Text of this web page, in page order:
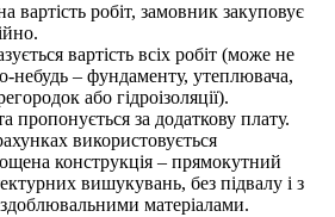
вартість робіт, замовник закуповує
вартість всіх робіт (може не
небудь – фундаменту, утеплювача,
або гідроізоляції).
пропонується за додаткову плату.
використовується
конструкція – прямокутний
вишукувань, без підвалу і з
матеріалами.